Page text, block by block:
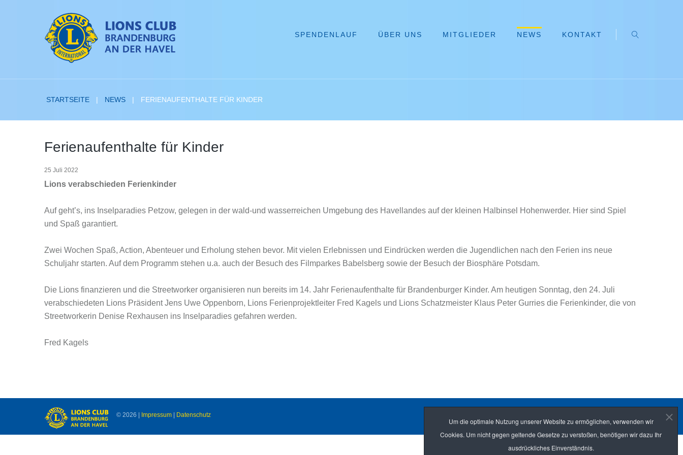
Um die optimale Nutzung unserer Website zu ermöglichen, verwenden wir
Cookies. Um nicht gegen geltende Gesetze zu verstoßen, benötigen wir dazu Ihr
ausdrückliches Einverständnis.
SPENDENLAUF ÜBER UNS MITGLIEDER NEWS KONTAKT
STARTSEITE NEWS FERIENAUFENTHALTE FÜR KINDER
Ferienaufenthalte für Kinder
25 Juli 2022
Lions verabschieden Ferienkinder
Auf geht’s, ins Inselparadies Petzow, gelegen in der wald-und wasserreichen Umgebung des Havellandes auf der kleinen Halbinsel Hohenwerder. Hier sind Spiel
und Spaß garantiert.
Zwei Wochen Spaß, Action, Abenteuer und Erholung stehen bevor. Mit vielen Erlebnissen und Eindrücken werden die Jugendlichen nach den Ferien ins neue
Schuljahr starten. Auf dem Programm stehen u.a. auch der Besuch des Filmparkes Babelsberg sowie der Besuch der Biosphäre Potsdam.
Die Lions finanzieren und die Streetworker organisieren nun bereits im 14. Jahr Ferienaufenthalte für Brandenburger Kinder. Am heutigen Sonntag, den 24. Juli
verabschiedeten Lions Präsident Jens Uwe Oppenborn, Lions Ferienprojektleiter Fred Kagels und Lions Schatzmeister Klaus Peter Gurries die Ferienkinder, die von
Streetworkerin Denise Rexhausen ins Inselparadies gefahren werden.
Fred Kagels
© 2026 Impressum Datenschutz